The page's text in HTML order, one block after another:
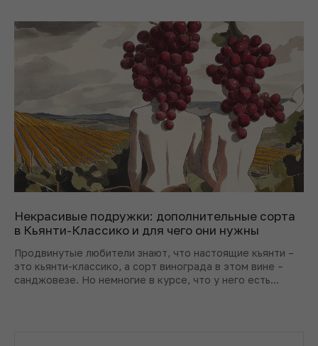
именно в такой роли оказывается Россия.
Некрасивые подружки: дополнительные сорта
в Кьянти-Классико и для чего они нужны
Продвинутые любители знают, что настоящие кьянти –
это кьянти-классико, а сорт винограда в этом вине –
санджовезе. Но немногие в курсе, что у него есть